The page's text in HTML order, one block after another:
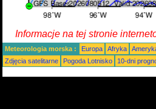
Informacje na tej stronie
Meteorologia morska : Europa Afryka
Zdjęcia satelitarne
Pogoda Lotnisko 10-dni